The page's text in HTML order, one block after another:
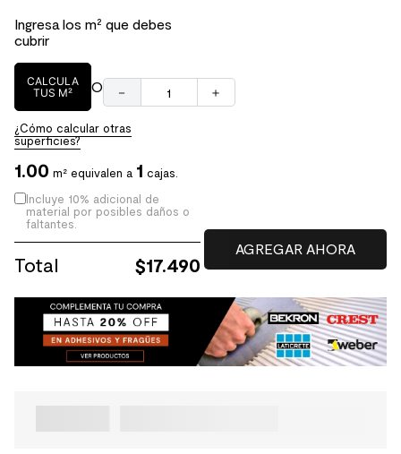
Ingresa los m² que debes
cubrir
CALCULA
TUS M²
O ＋
－
¿Cómo calcular otras
superficies?
1.00 m² equivalen a 1 cajas.
Incluye 10% adicional de
material por posibles daños o
faltantes.
Total $17.490